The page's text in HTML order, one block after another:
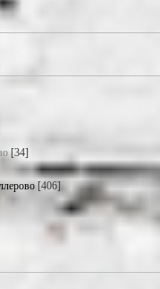
[34]
[406]